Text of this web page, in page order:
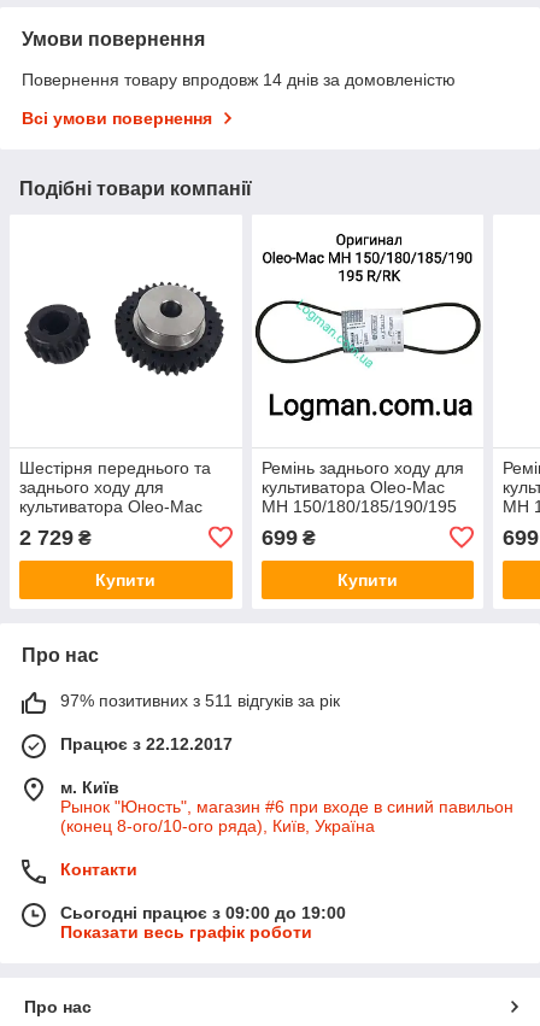
Умови повернення
Повернення товару впродовж 14 днів за домовленістю
Всі умови повернення
Подібні товари компанії
Шестірня переднього та
заднього ходу для
культиватора Oleo-Mac
190, 195 R, RK, RKS
2 729 ₴
Купити
Ремінь заднього ходу для
культиватора Oleo-Mac
MH 150/180/185/190/195
Олео-Мак
699₴
Купити
MH
699
Про нас
97% позитивних з 511 відгуків за рік
Працює з 22.12.2017
м. Київ
Рынок "Юность", магазин #6 при входе в синий павильон
(конец 8-ого/10-ого ряда), Київ, Україна
Контакти
Сьогодні працює з 09:00 до 19:00
Показати весь графік роботи
Про нас